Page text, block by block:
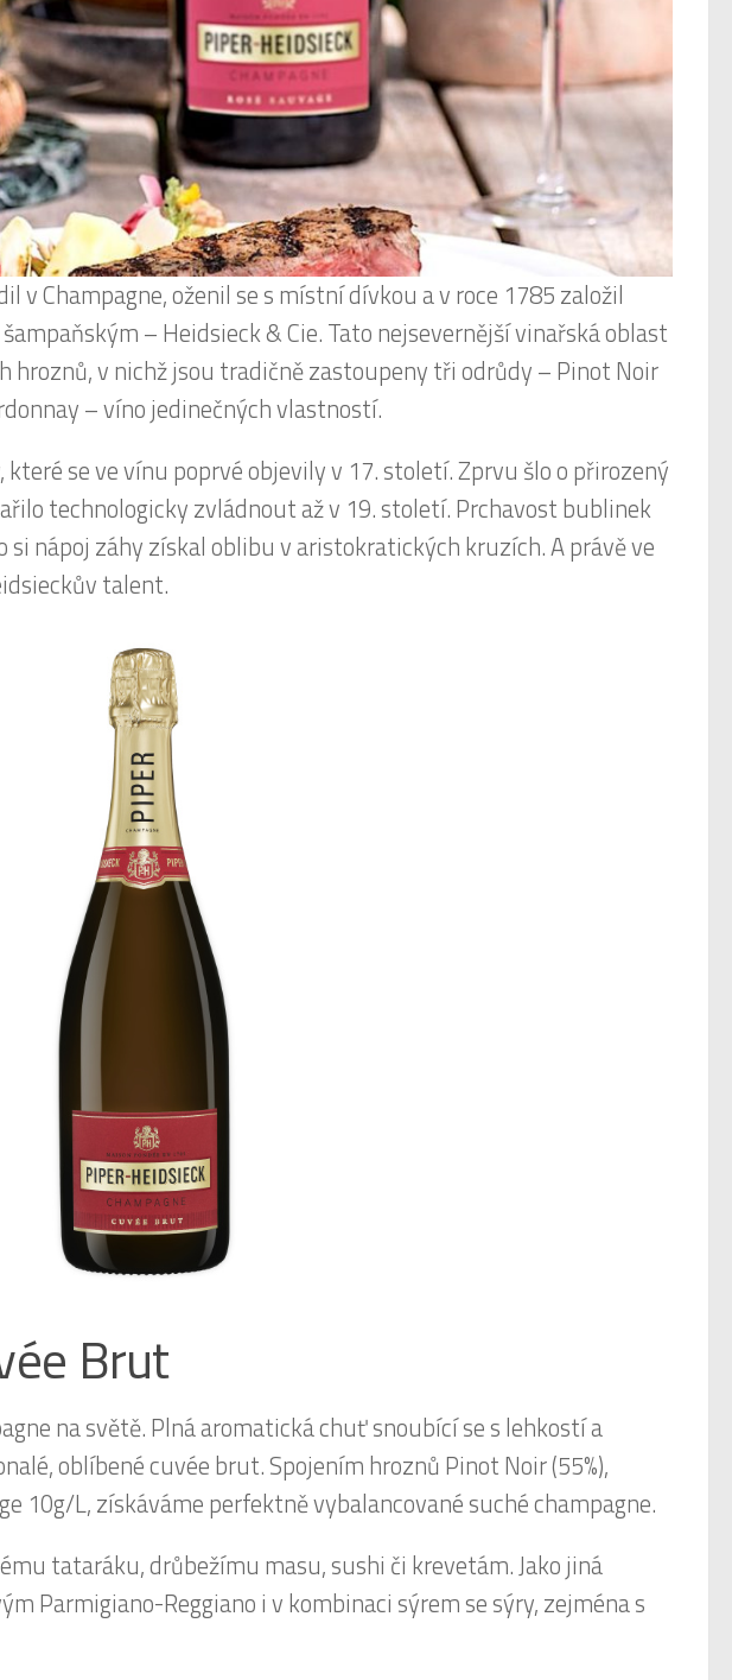
v Champagne, oženil se s místní dívkou a v roce 1785 založil
– Heidsieck & Cie. Tato nejsevernější vinařská oblast
v nichž jsou tradičně zastoupeny tři odrůdy – Pinot Noir
– víno jedinečných vlastností.
se ve vínu poprvé objevily v 17. století. Zprvu šlo o přirozený
technologicky zvládnout až v 19. století. Prchavost bublinek
nápoj záhy získal oblibu v aristokratických kruzích. A právě ve
talent.
Brut
na světě. Plná aromatická chuť snoubící se s lehkostí a
oblíbené cuvée brut. Spojením hroznů Pinot Noir (55%),
10g/L, získáváme perfektně vybalancované suché champagne.
tataráku, drůbežímu masu, sushi či krevetám. Jako jiná
Parmigiano-Reggiano i v kombinaci sýrem se sýry, zejména s